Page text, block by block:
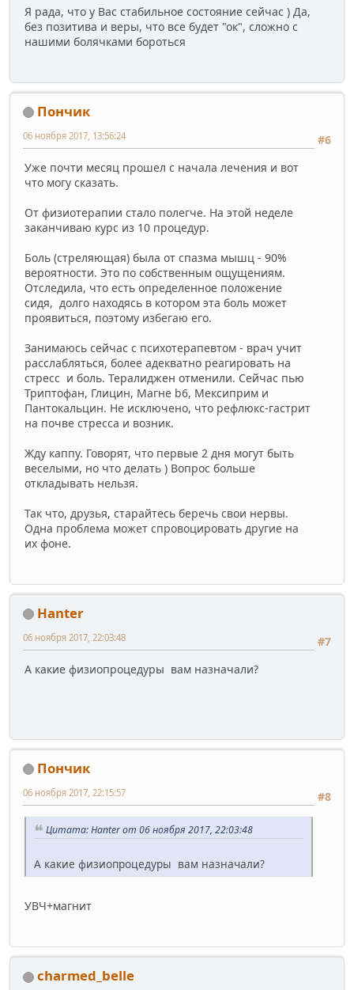
Я рада, что у Вас стабильное состояние сейчас ) Да,
без позитива и веры, что все будет "ок", сложно с
нашими болячками бороться
Пончик
#6
06 ноября 2017, 13:56:24
Уже почти месяц прошел с начала лечения и вот
что могу сказать.
От физиотерапии стало полегче. На этой неделе
заканчиваю курс из 10 процедур.
Боль (стреляющая) была от спазма мышц - 90%
вероятности. Это по собственным ощущениям.
Отследила, что есть определенное положение
сидя, долго находясь в котором эта боль может
проявиться, поэтому избегаю его.
Занимаюсь сейчас с психотерапевтом - врач учит
расслабляться, более адекватно реагировать на
стресс и боль. Тералиджен отменили. Сейчас пью
Триптофан, Глицин, Магне b6, Мексиприм и
Пантокальцин. Не исключено, что рефлюкс-гастрит
на почве стресса и возник.
Жду каппу. Говорят, что первые 2 дня могут быть
веселыми, но что делать ) Вопрос больше
откладывать нельзя.
Так что, друзья, старайтесь беречь свои нервы.
Одна проблема может спровоцировать другие на
их фоне.
Hanter
#7
06 ноября 2017, 22:03:48
А какие физиопроцедуры вам назначали?
Пончик
#8
06 ноября 2017, 22:15:57
Цитата: Hanter от 06 ноября 2017, 22:03:48
А какие физиопроцедуры вам назначали?
УВЧ+магнит
charmed_belle